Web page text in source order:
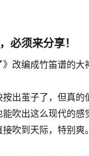
必须来分享！
改编成竹笛谱的大
出茧子了，但真的
吹出这么现代的感
吹到天际，特别爽。